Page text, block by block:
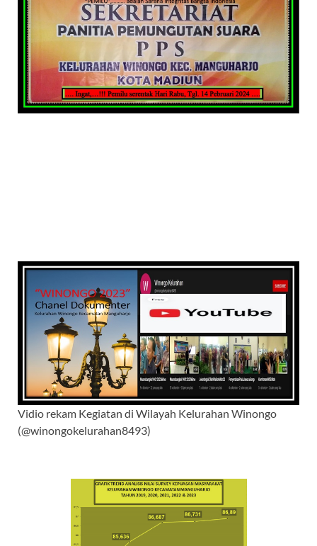
Vidio rekam Kegiatan di Wilayah Kelurahan Winongo
(@winongokelurahan8493)